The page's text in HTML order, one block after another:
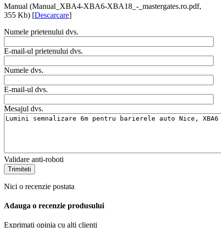
Manual (Manual_XBA4-XBA6-XBA18_-_mastergates.ro.pdf,
355 Kb) [Descarcare]
Numele prietenului dvs.
E-mail-ul prietenului dvs.
Numele dvs.
E-mail-ul dvs.
Mesajul dvs.
Validare anti-roboti
Trimiteti
Nici o recenzie postata
Adauga o recenzie produsului
Exprimati opinia cu alti clienti